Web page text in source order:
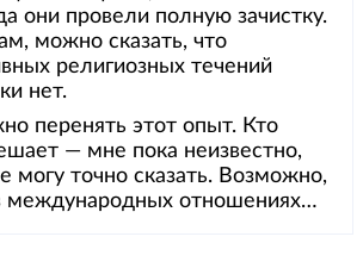
они провели полную зачистку.
можно сказать, что
религиозных течений
нет.
перенять этот опыт. Кто
— мне пока неизвестно,
могу точно сказать. Возможно,
международных отношениях…